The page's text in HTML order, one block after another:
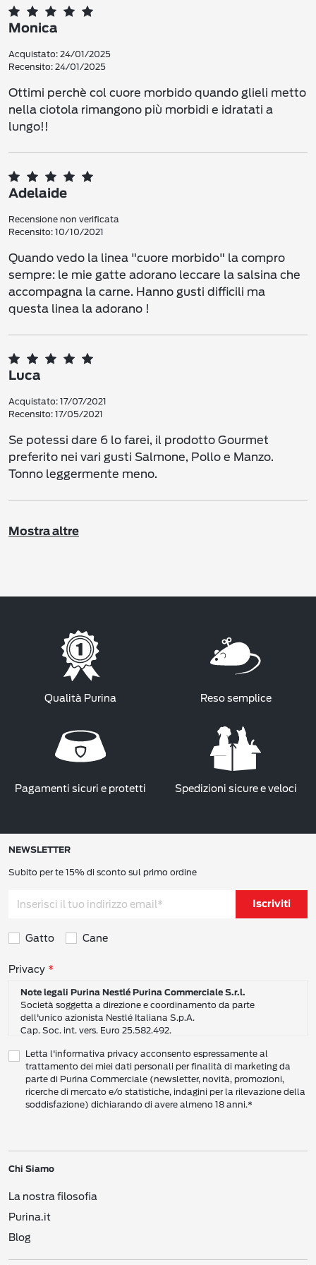
Monica
Acquistato: 24/01/2025
Recensito: 24/01/2025
Ottimi perchè col cuore morbido quando glieli metto
nella ciotola rimangono più morbidi e idratati a
lungo!!
Adelaide
Recensione non verificata
Recensito: 10/10/2021
Quando vedo la linea "cuore morbido" la compro
sempre: le mie gatte adorano leccare la salsina che
accompagna la carne. Hanno gusti difficili ma
questa linea la adorano !
Luca
Acquistato: 17/07/2021
Recensito: 17/05/2021
Se potessi dare 6 lo farei, il prodotto Gourmet
preferito nei vari gusti Salmone, Pollo e Manzo.
Tonno leggermente meno.
Mostra altre
Qualità Purina Reso semplice
Pagamenti sicuri e protetti Spedizioni sicure e veloci
NEWSLETTER
Subito per te 15% di sconto sul primo ordine
Iscriviti
Gatto Cane
Consensi sulla privacy
Privacy
Note legali Purina Nestlé Purina Commerciale S.r.l.
Società soggetta a direzione e coordinamento da parte
dell'unico azionista Nestlé Italiana S.p.A.
Cap. Soc. int. vers. Euro 25.582.492.
6 - 20057 Assago (Mi)
Tel.: +39 02 8181 1
Codice Fiscale e Partita I.V.A. 10805410965
PEC: pur.it@pec.it
(“Informativa”) per conoscere le nostre politiche e pratiche relative ai vostri Dati
Questa Informativa vale per i singoli individui che interagiscono con i servizi di
Nestlé come consumatori (‘voi’). L’Informativa spiega come vengono raccolti,
“Noi”, Ci”). Spiega inoltre come potete accedere ai vostri Dati Personali per
Letta l'informativa privacy acconsento espressamente al
trattamento dei miei dati personali per finalità di marketing da
parte di Purina Commerciale (newsletter, novità, promozioni,
ricerche di mercato e/o statistiche, indagini per la rilevazione della
soddisfazione) dichiarando di avere almeno 18 anni.*
Chi Siamo
La nostra filosofia
Purina.it
Blog